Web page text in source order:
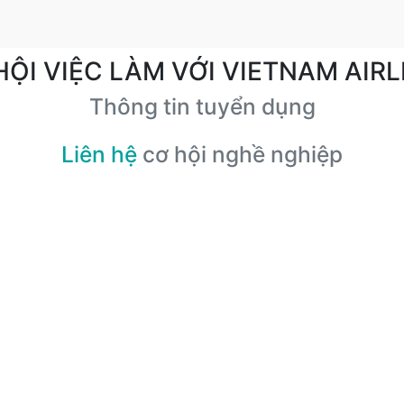
VIỆC LÀM VỚI VIETNAM
Thông tin tuyển dụng
Liên hệ cơ hội nghề nghiệp